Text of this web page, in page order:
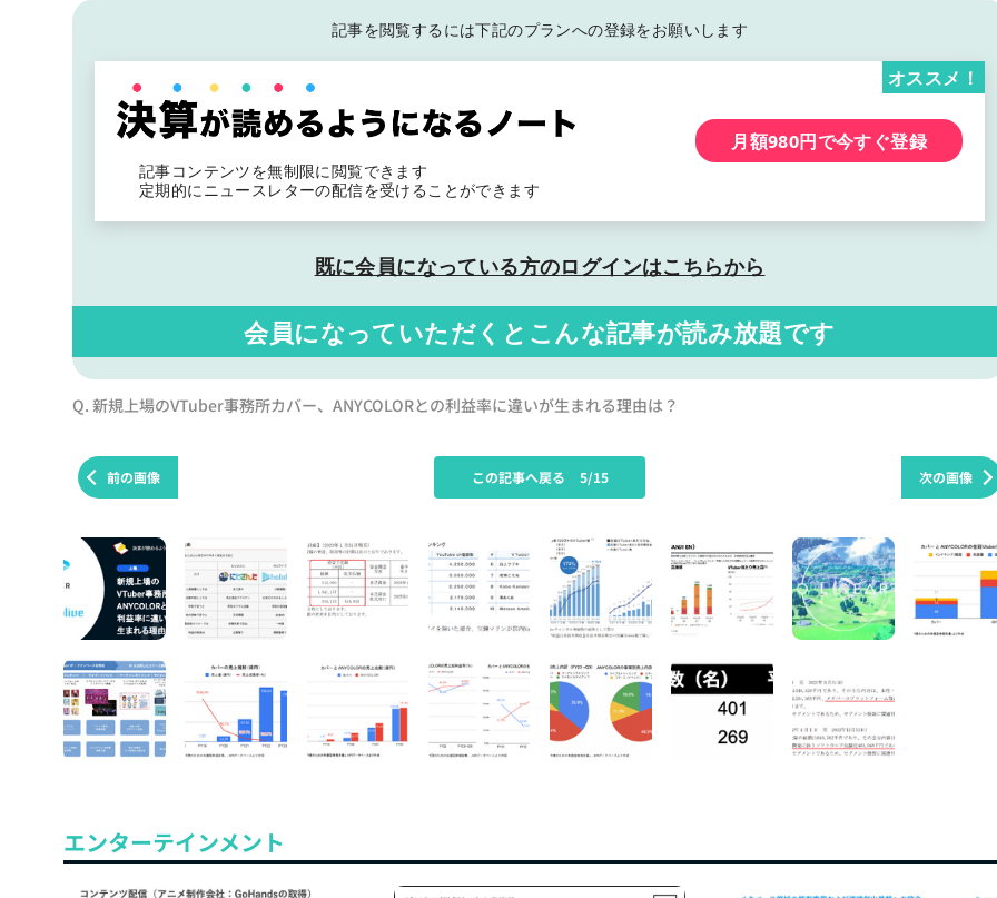
記事を閲覧するには下記のプランへの登録をお願いします
記事コンテンツを無制限に閲覧できます
定期的にニュースレターの配信を受けることができます
オススメ！
月額980円で今すぐ登録
既に会員になっている方のログインはこちらから
会員になっていただくと こんな記事が読み放題です
Q. 新規上場のVTuber事務所カバー、ANYCOLORとの利益率に違いが生まれる理由は？
前の画像 次の画像
この記事へ戻る 5/15
エンターテインメント